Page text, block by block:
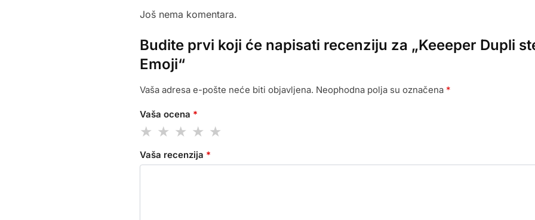
Još nema komentara.
Budite prvi koji će napisati recenziju za „Keeeper Dupli
Emoji“
Vaša adresa e-pošte neće biti objavljena. Neophodna polja su označena *
Vaša ocena *
Vaša recenzija *